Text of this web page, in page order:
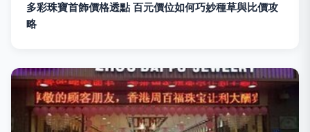
多彩珠寶首飾價格透點 百元價位如何巧妙種草與比價攻
略